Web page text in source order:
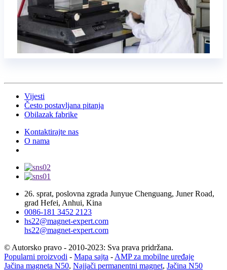
Vijesti
Često postavljana pitanja
Obilazak fabrike
Kontaktirajte nas
O nama
26. sprat, poslovna zgrada Junyue Chenguang, Juner Road,
grad Hefei, Anhui, Kina
0086-181 3452 2123
hs22@magnet-expert.com
hs22@magnet-expert.com
© Autorsko pravo - 2010-2023: Sva prava pridržana.
Popularni proizvodi - Mapa sajta - AMP za mobilne uređaje
Jačina magneta N50, Najjači permanentni magnet, Jačina N50